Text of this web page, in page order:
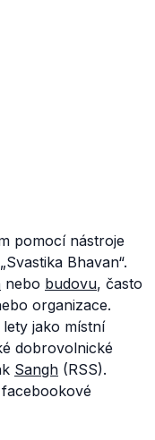
pomocí nástroje
Bhavan“.
nebo budovu, často
organizace.
lety jako místní
dobrovolnické
Sangh (RSS).
facebookové